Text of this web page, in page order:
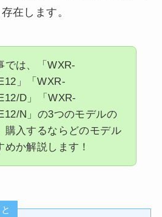
在します。
では、「WXR-
」「WXR-
D」「WXR-
N」の3つのモデルの
購入するならどのモデル
めか解説します！